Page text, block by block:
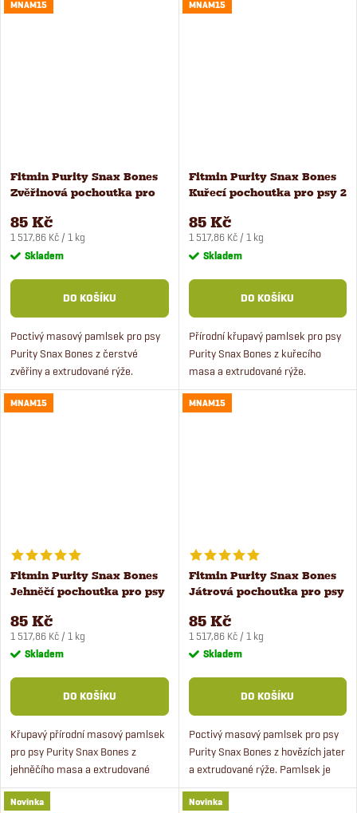
MNAM15
Fitmin Purity Snax Bones
Zvěřinová pochoutka pro
85 Kč
Měrná
cena:
1 517,86 Kč / 1 kg
Skladem
DO KOŠÍKU
Poctivý masový pamlsek pro psy
Purity Snax Bones z čerstvé
zvěřiny a extrudované rýže.
Přírodní pamlsek pro psy z
čerstvého masa ve tvaru kosti
MNAM15
Fitmin Purity Snax Bones
Kuřecí pochoutka pro psy 2
85 Kč
Měrná
cena:
1 517,86 Kč / 1 kg
Skladem
DO KOŠÍKU
Přírodní křupavý pamlsek pro psy
Purity Snax Bones z kuřecího
masa a extrudované rýže.
Superprémiový pamlsek pro psy s
čerstvým masem.
MNAM15
Fitmin Purity Snax Bones
Jehněčí pochoutka pro psy
85 Kč
Měrná
cena:
1 517,86 Kč / 1 kg
Skladem
DO KOŠÍKU
Křupavý přírodní masový pamlsek
pro psy Purity Snax Bones z
jehněčího masa a extrudované
rýže. Hypoalergenní pamlsek pro
psy superprémiové kvality s
MNAM15
Fitmin Purity Snax Bones
Játrová pochoutka pro psy
85 Kč
Měrná
cena:
1 517,86 Kč / 1 kg
Skladem
DO KOŠÍKU
Poctivý masový pamlsek pro psy
Purity Snax Bones z hovězích jater
a extrudované rýže. Pamlsek je
vhodný pro dospělé psy na
zkrácení dlouhé chvíle nebo za
Novinka
Novinka